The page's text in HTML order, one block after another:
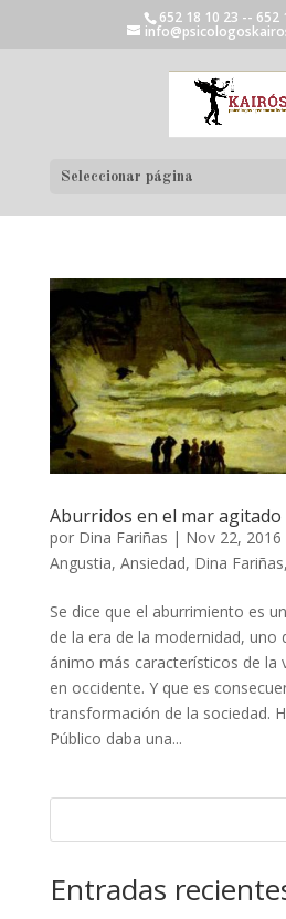
652 18 10 23 -- 652
Seleccionar página
Aburridos en el mar agitado
por Dina Fariñas | Nov 22, 2016
Angustia, Ansiedad, Dina Fariñas,
Se dice que el aburrimiento es
de la era de la modernidad, uno
ánimo más característicos de la
en occidente. Y que es
transformación de la sociedad.
Público daba una...
Entradas